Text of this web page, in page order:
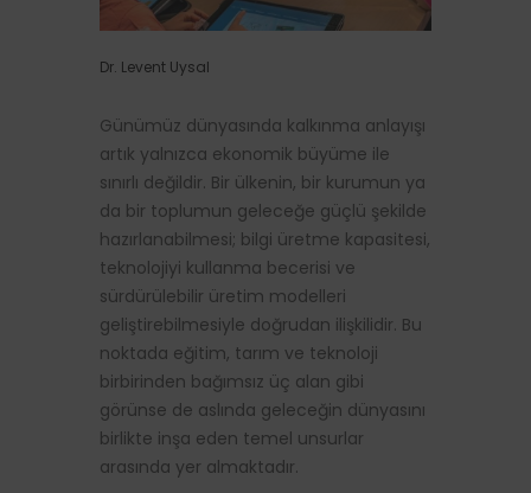
Dr. Levent Uysal
Günümüz dünyasında kalkınma anlayışı
artık yalnızca ekonomik büyüme ile
sınırlı değildir. Bir ülkenin, bir kurumun ya
da bir toplumun geleceğe güçlü şekilde
hazırlanabilmesi; bilgi üretme kapasitesi,
teknolojiyi kullanma becerisi ve
sürdürülebilir üretim modelleri
geliştirebilmesiyle doğrudan ilişkilidir. Bu
noktada eğitim, tarım ve teknoloji
birbirinden bağımsız üç alan gibi
görünse de aslında geleceğin dünyasını
birlikte inşa eden temel unsurlar
arasında yer almaktadır.